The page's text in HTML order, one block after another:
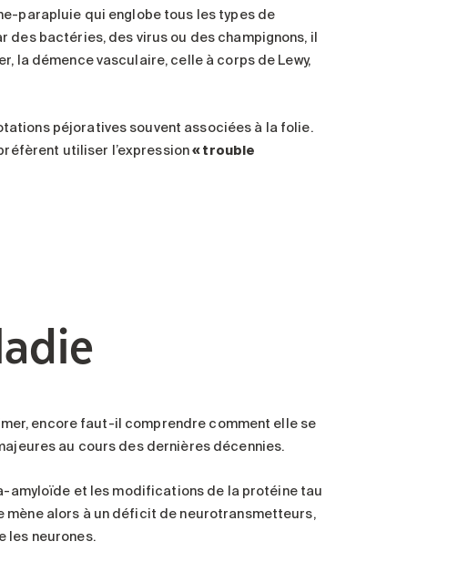
parapluie qui englobe tous les types de
des bactéries, des virus ou des champignons, il
la démence vasculaire, celle à corps de Lewy,
péjoratives souvent associées à la folie.
utiliser l’expression« trouble
encore faut-il comprendre comment elle se
au cours des dernières décennies.
amyloïde et les modifications de la protéine tau
mène alors à un déficit de neurotransmetteurs,
les neurones.